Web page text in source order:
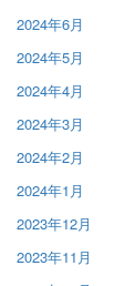
2024年6月
2024年5月
2024年4月
2024年3月
2024年2月
2024年1月
2023年12月
2023年11月